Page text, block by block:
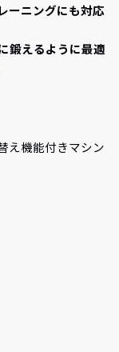
ーニングにも対応
鍛えるように最適
え機能付きマシン